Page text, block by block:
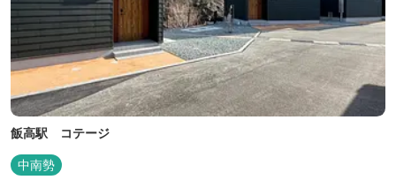
飯高駅 コテージ
中南勢